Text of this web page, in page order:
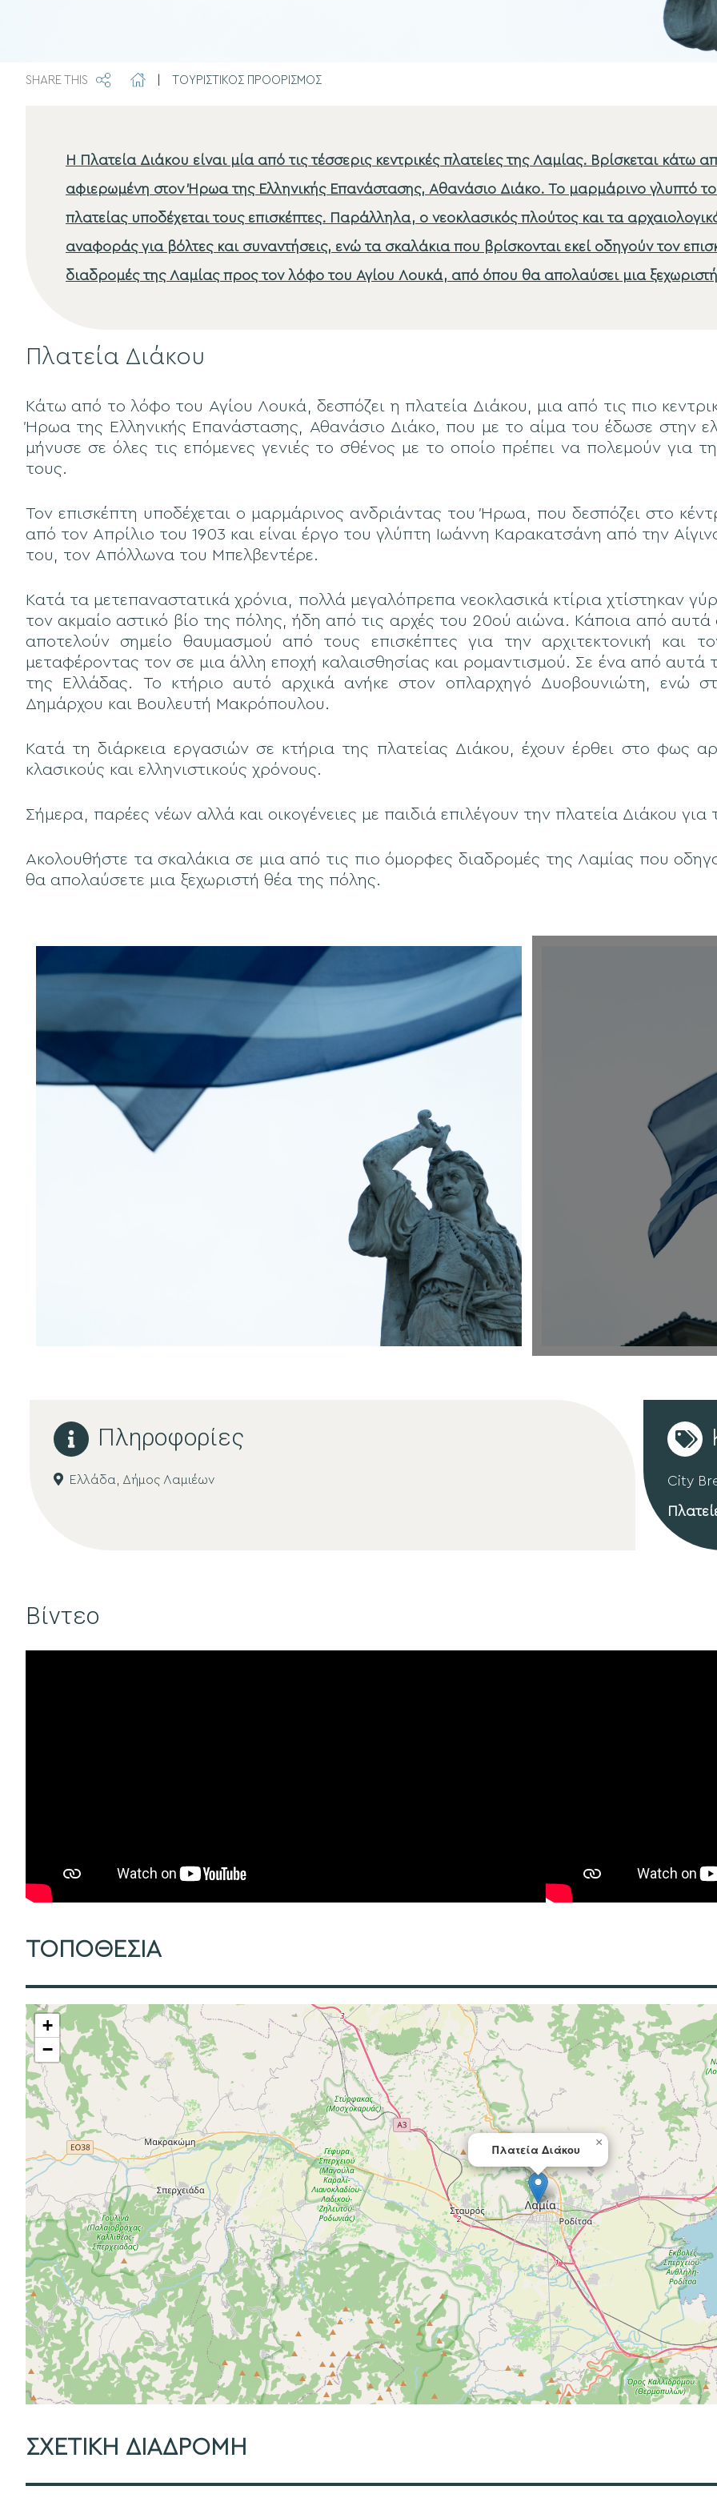
SHARE THIS ΤΟΥΡΙΣΤΙΚΟΣ ΠΡΟΟΡΙΣΜΟΣ
Η Πλατεία Διάκου είναι μία από τις τέσσερις κεντρικές πλατείες της Λαμίας. Βρίσκεται κάτω
αφιερωμένη στον Ήρωα της Ελληνικής Επανάστασης, Αθανάσιο Διάκο. Το μαρμάρινο γλυπτό
πλατείας υποδέχεται τους επισκέπτες. Παράλληλα, ο νεοκλασικός πλούτος και τα
αναφοράς για βόλτες και συναντήσεις, ενώ τα σκαλάκια που βρίσκονται εκεί οδηγούν τον
διαδρομές της Λαμίας προς τον λόφο του Αγίου Λουκά, από όπου θα απολαύσει μια
Πλατεία Διάκου
Κάτω από το λόφο του Αγίου Λουκά, δεσπόζει η πλατεία Διάκου, μια από τις πιο
Ήρωα της Ελληνικής Επανάστασης, Αθανάσιο Διάκο, που με το αίμα του έδωσε στην
μήνυσε σε όλες τις επόμενες γενιές το σθένος με το οποίο πρέπει να πολεμούν για
τους.
Τον επισκέπτη υποδέχεται ο μαρμάρινος ανδριάντας του Ήρωα, που δεσπόζει στο
από τον Απρίλιο του 1903 και είναι έργο του γλύπτη Ιωάννη Καρακατσάνη από την
του, τον Απόλλωνα του Μπελβεντέρε.
Κατά τα μετεπαναστατικά χρόνια, πολλά μεγαλόπρεπα νεοκλασικά κτίρια χτίστηκαν
τον ακμαίο αστικό βίο της πόλης, ήδη από τις αρχές του 20ού αιώνα. Κάποια από αυτά
αποτελούν σημείο θαυμασμού από τους επισκέπτες για την αρχιτεκτονική και
μεταφέροντας τον σε μια άλλη εποχή καλαισθησίας και ρομαντισμού. Σε ένα από αυτά
της Ελλάδας. Το κτήριο αυτό αρχικά ανήκε στον οπλαρχηγό Δυοβουνιώτη, ενώ
Δημάρχου και Βουλευτή Μακρόπουλου.
Κατά τη διάρκεια εργασιών σε κτήρια της πλατείας Διάκου, έχουν έρθει στο φως
κλασικούς και ελληνιστικούς χρόνους.
Σήμερα, παρέες νέων αλλά και οικογένειες με παιδιά επιλέγουν την πλατεία Διάκου
Ακολουθήστε τα σκαλάκια σε μια από τις πιο όμορφες διαδρομές της Λαμίας που
θα απολαύσετε μια ξεχωριστή θέα της πόλης.
Πληροφορίες
Ελλάδα, Δήμος Λαμιέων City
Βίντεο
ΤΟΠΟΘΕΣΙΑ
Πλατεία Διάκου ×
+
−
ΣΧΕΤΙΚΗ ΔΙΑΔΡΟΜΗ